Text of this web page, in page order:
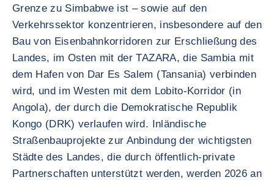
Grenze zu Simbabwe ist – sowie auf den
Verkehrssektor konzentrieren, insbesondere auf den
Bau von Eisenbahnkorridoren zur Erschließung des
Landes, im Osten mit der TAZARA, die Sambia mit
dem Hafen von Dar Es Salem (Tansania) verbinden
wird, und im Westen mit dem Lobito-Korridor (in
Angola), der durch die Demokratische Republik
Kongo (DRK) verlaufen wird. Inländische
Straßenbauprojekte zur Anbindung der wichtigsten
Städte des Landes, die durch öffentlich-private
Partnerschaften unterstützt werden, werden 2026 an